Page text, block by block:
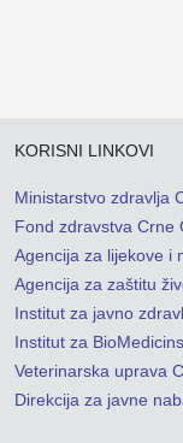
KORISNI LINKOVI
Ministarstvo zdravlja
Fond zdravstva Crne
Agencija za lijekove i
Agencija za zaštitu
Institut za javno
Institut za
Veterinarska uprava
Direkcija za javne